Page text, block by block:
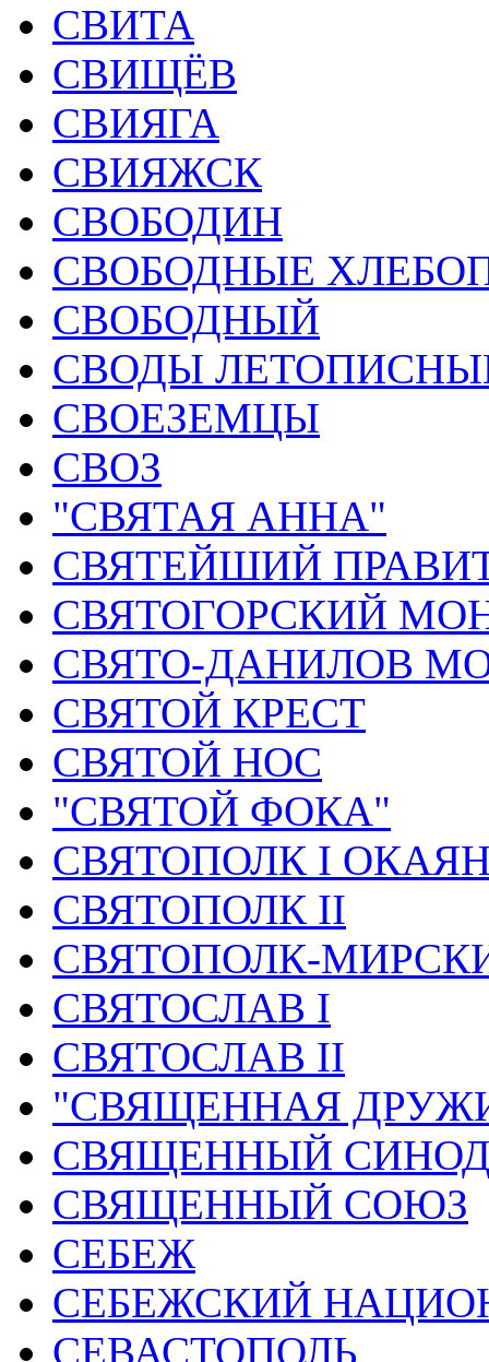
СВИТА
СВИЩЁВ
СВИЯГА
СВИЯЖСК
СВОБОДИН
СВОБОДНЫЕ
СВОБОДНЫЙ
СВОДЫ
СВОЕЗЕМЦЫ
СВОЗ
"СВЯТАЯ АННА"
СВЯТЕЙШИЙ
СВЯТОГОРСКИЙ
СВЯТО-ДАНИЛОВ
СВЯТОЙ КРЕСТ
СВЯТОЙ НОС
"СВЯТОЙ ФОКА"
СВЯТОПОЛК I
СВЯТОПОЛК II
СВЯТОПОЛК-
СВЯТОСЛАВ I
СВЯТОСЛАВ II
"СВЯЩЕННАЯ
СВЯЩЕННЫЙ
СВЯЩЕННЫЙ СОЮЗ
СЕБЕЖ
СЕБЕЖСКИЙ
СЕВАСТОПОЛЬ